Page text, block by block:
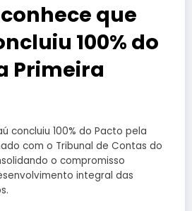
que
100% do
Primeira
concluiu 100% do Pacto pela
com o Tribunal de Contas do
o compromisso
integral das